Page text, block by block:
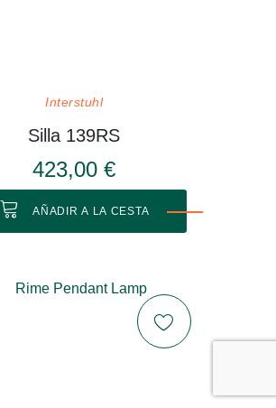
Interstuhl
Silla 139RS
423,00 €
AÑADIR A LA CESTA